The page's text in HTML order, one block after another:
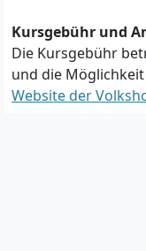
Kursgebühr und
Die Kursgebühr
und die
Website der